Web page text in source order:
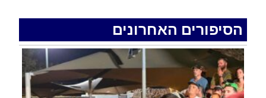
.
רכב התנגש במעקה בטיחות בכביש 90 בסמוך לעין
חצבה. פצועים
הסיפורים האחרונים